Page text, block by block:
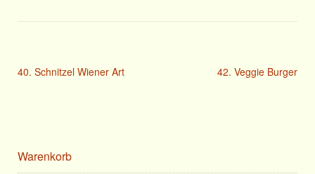
40. Schnitzel Wiener Art 42. Veggie Burger
Warenkorb